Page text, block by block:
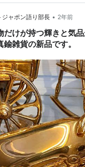
ロなトレーは、亡き妻
た。 お金に換えられな
で使えるだ…
ジャポン語り部長 • 2年前
だけが持つ輝きと気
雑貨の新品です。